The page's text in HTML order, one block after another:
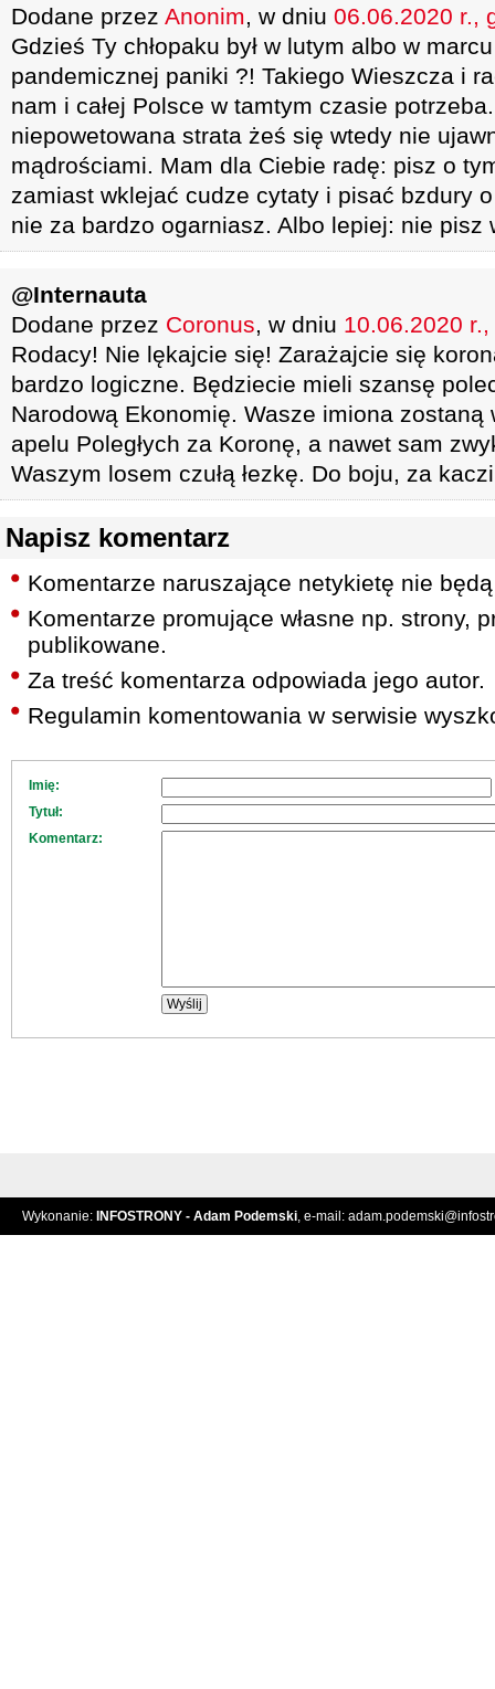
Dodane przez Anonim, w dniu 06.06.2020 r.,
Gdzieś Ty chłopaku był w lutym albo w
pandemicznej paniki ?! Takiego Wieszcza i
nam i całej Polsce w tamtym czasie
niepowetowana strata żeś się wtedy nie
mądrościami. Mam dla Ciebie radę: pisz o
zamiast wklejać cudze cytaty i pisać bzdury
nie za bardzo ogarniasz. Albo lepiej: nie pisz
@Internauta
Dodane przez Coronus, w dniu 10.06.2020
Rodacy! Nie lękajcie się! Zarażajcie się
bardzo logiczne. Będziecie mieli szansę
Narodową Ekonomię. Wasze imiona zostaną
apelu Poległych za Koronę, a nawet sam
Waszym losem czułą łezkę. Do boju, za
Napisz komentarz
Komentarze naruszające netykietę nie
Komentarze promujące własne np. strony,
publikowane.
Za treść komentarza odpowiada jego autor.
Regulamin komentowania w serwisie
Imię:
Tytuł:
Komentarz:
Wykonanie: INFOSTRONY - Adam Podemski, e-mail: